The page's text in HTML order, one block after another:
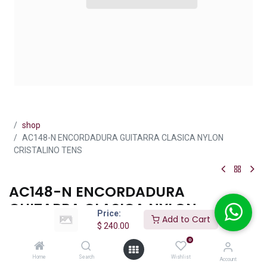
Price:
$ 240.00
Add to Cart
Home Search
0
Wishlist Account
shop
AC148-N ENCORDADURA GUITARRA CLASICA NYLON
CRISTALINO TENS
AC148-N ENCORDADURA
GUITARRA CLASICA NYLON
CRISTALINO TENS
(0 reseña)
240.00